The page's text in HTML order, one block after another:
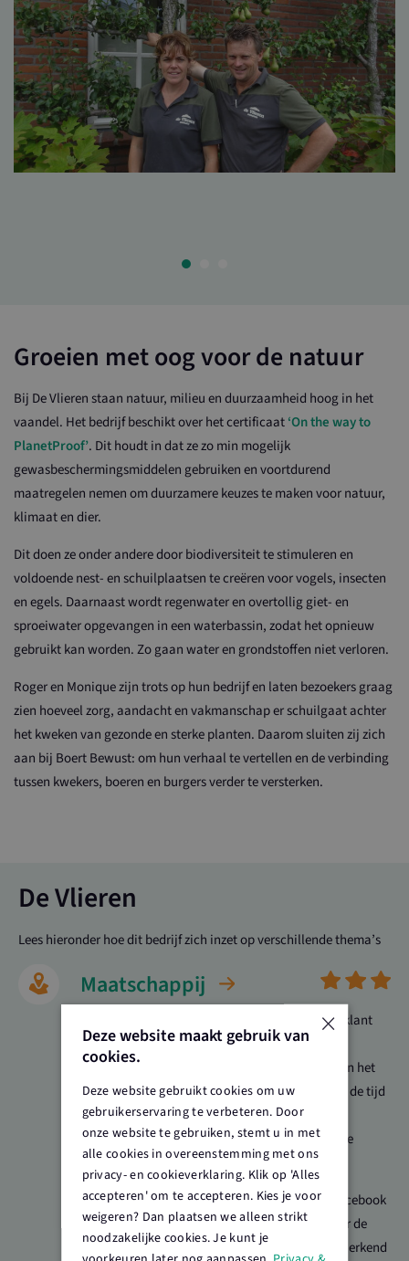
Groeien met oog voor de natuur
Bij De Vlieren staan natuur, milieu en duurzaamheid hoog in het
vaandel. Het bedrijf beschikt over het certificaat‘On the way to
PlanetProof’. Dit houdt in dat ze zo min mogelijk
gewasbeschermingsmiddelen gebruiken en voortdurend
maatregelen nemen om duurzamere keuzes te maken voor natuur,
klimaat en dier.
Dit doen ze onder andere door biodiversiteit te stimuleren en
voldoende nest- en schuilplaatsen te creëren voor vogels, insecten
en egels. Daarnaast wordt regenwater en overtollig giet- en
sproeiwater opgevangen in een waterbassin, zodat het opnieuw
gebruikt kan worden. Zo gaan water en grondstoffen niet verloren.
Roger en Monique zijn trots op hun bedrijf en laten bezoekers graag
zien hoeveel zorg, aandacht en vakmanschap er schuilgaat achter
het kweken van gezonde en sterke planten. Daarom sluiten zij zich
aan bij Boert Bewust: om hun verhaal te vertellen en de verbinding
tussen kwekers, boeren en burgers verder te versterken.
De Vlieren
Lees hieronder hoe dit bedrijf zich inzet op verschillende thema’s
Maatschappij
Bij De Vlieren staat persoonlijk contact met de klant
centraal. Dagelijks komen zowel particuliere
tuinliefhebbers als hoveniers naar de kwekerij en het
groencentrum. Roger en Monique nemen graag de tijd
om bezoekers te adviseren en vertellen met
enthousiasme over de planten, de kwekerij en de
duurzame manier waarop zij werken.
Daarnaast is De Vlieren actief op de website, Facebook
en Instagram, waar regelmatig een kijkje achter de
schermen wordt gegeven. Ook is het bedrijf een erkend
×
Deze website maakt gebruik van
cookies.
Deze website gebruikt cookies om uw
gebruikerservaring te verbeteren. Door
onze website te gebruiken, stemt u in met
alle cookies in overeenstemming met ons
privacy- en cookieverklaring. Klik op 'Alles
accepteren' om te accepteren. Kies je voor
weigeren? Dan plaatsen we alleen strikt
noodzakelijke cookies. Je kunt je